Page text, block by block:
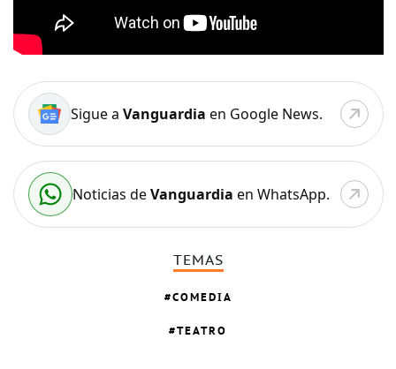
Sigue a Vanguardia en Google News.
Noticias deVanguardia en WhatsApp.
TEMAS
COMEDIA
TEATRO